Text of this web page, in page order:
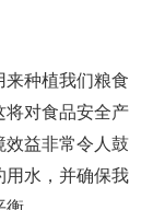
来种植我们粮食
将对食品安全产
效益非常令人鼓
水，并确保我